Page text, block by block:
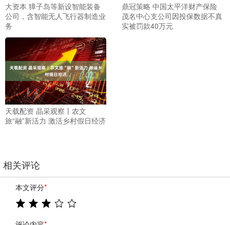
大资本 獐子岛等新设智能装备
公司，含智能无人飞行器制造业
务
鼎冠策略 中国太平洋财产保险
茂名中心支公司因投保数据不真
实被罚款40万元
天载配资 晶采观察丨农文
旅“融”新活力 激活乡村假日经济
相关评论
本文评分*